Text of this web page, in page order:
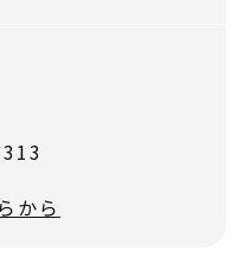
から